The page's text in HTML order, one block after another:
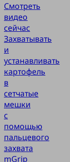
Смотреть
видео
сейчас
Захватывать
и
устанавливать
картофель
в
сетчатые
мешки
с
помощью
пальцевого
захвата
mGrip